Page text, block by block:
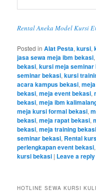
Rental Aneka Model Kursi
Posted in Alat Pesta,kursi,
jasa sewa meja ibm bekasi
bekasi,kursi meja seminar
seminar bekasi,kursi
acara kampus bekasi,
bekasi,meja event bekasi,
bekasi,meja ibm
meja kursi formal bekasi,
bekasi,meja rapat bekasi,
bekasi,meja training bekasi
seminar bekasi, Rental
perlengkapan event bekasi
kursi bekasi | Leave a reply
HOTLINE SEWA KURSI